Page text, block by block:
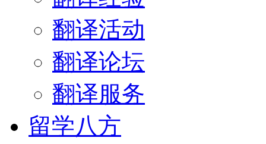
翻译活动
翻译论坛
翻译服务
留学八方